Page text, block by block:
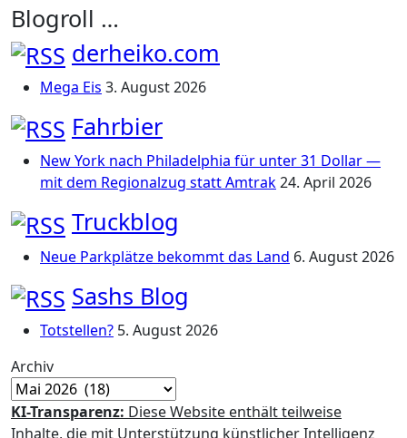
Blogroll …
derheiko.com
Mega Eis 3. August 2026
Fahrbier
New York nach Philadelphia für unter 31 Dollar —
mit dem Regionalzug statt Amtrak24. April 2026
Truckblog
Neue Parkplätze bekommt das Land 6. August 2026
Sashs Blog
Totstellen? 5. August 2026
Archiv
KI-Transparenz: Diese Website enthält teilweise
Inhalte, die mit Unterstützung künstlicher Intelligenz